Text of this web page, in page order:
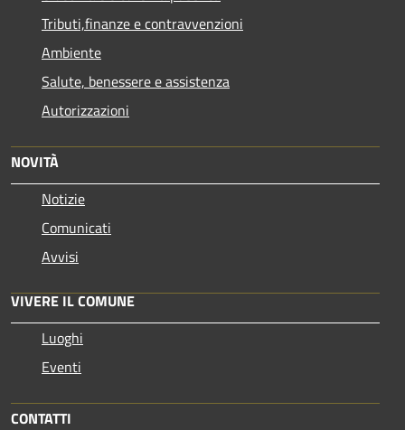
Tributi,finanze e contravvenzioni
Ambiente
Salute, benessere e assistenza
Autorizzazioni
NOVITÀ
Notizie
Comunicati
Avvisi
VIVERE IL COMUNE
Luoghi
Eventi
CONTATTI